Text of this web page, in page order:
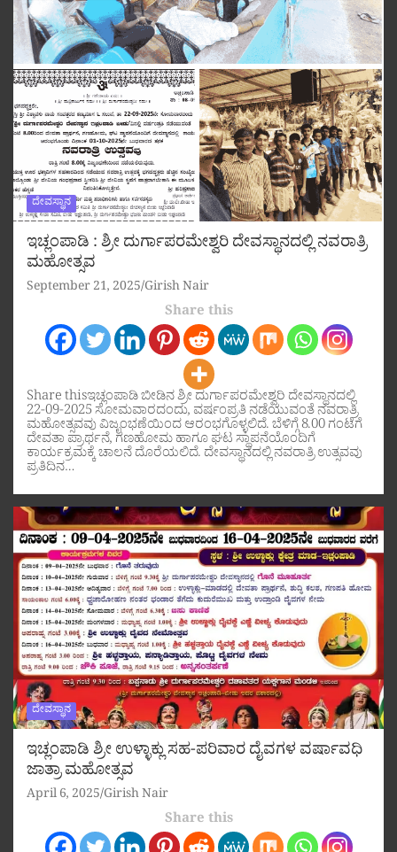
ದೇವಸ್ಥಾನ
ಇಚ್ಲಂಪಾಡಿ : ಶ್ರೀ ದುರ್ಗಾಪರಮೇಶ್ವರಿ ದೇವಸ್ಥಾನದಲ್ಲಿ ನವರಾತ್ರಿ
ಮಹೋತ್ಸವ
September 21, 2025 Girish Nair
Share this
Share thisಇಚ್ಲಂಪಾಡಿ ಬೀಡಿನ ಶ್ರೀ ದುರ್ಗಾಪರಮೇಶ್ವರಿ ದೇವಸ್ಥಾನದಲ್ಲಿ
22-09-2025 ಸೋಮವಾರದಂದು, ವರ್ಷಂಪ್ರತಿ ನಡೆಯುವಂತೆ ನವರಾತ್ರಿ
ಮಹೋತ್ಸವವು ವಿಜೃಂಭಣೆಯಿಂದ ಆರಂಭಗೊಳ್ಳಲಿದೆ. ಬೆಳಿಗ್ಗೆ 8.00 ಗಂಟೆಗೆ
ದೇವತಾ ಪ್ರಾರ್ಥನೆ, ಗಣಹೋಮ ಹಾಗೂ ಘಟ ಸ್ಥಾಪನೆಯೊಂದಿಗೆ
ಕಾರ್ಯಕ್ರಮಕ್ಕೆ ಚಾಲನೆ ದೊರೆಯಲಿದೆ. ದೇವಸ್ಥಾನದಲ್ಲಿ ನವರಾತ್ರಿ ಉತ್ಸವವು
ಪ್ರತಿದಿನ…
ದೇವಸ್ಥಾನ
ಇಚ್ಲಂಪಾಡಿ ಶ್ರೀ ಉಳ್ಳಾಕ್ಲು ಸಹ-ಪರಿವಾರ ದೈವಗಳ ವರ್ಷಾವಧಿ
ಜಾತ್ರಾ ಮಹೋತ್ಸವ
April 6, 2025 Girish Nair
Share this